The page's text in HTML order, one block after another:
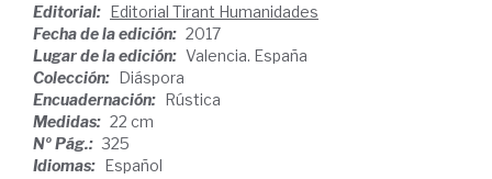
Editorial: Editorial Tirant Humanidades
Fecha de la edición: 2017
Lugar de la edición: Valencia. España
Colección: Diáspora
Encuadernación: Rústica
Medidas: 22 cm
Nº Pág.: 325
Idiomas: Español